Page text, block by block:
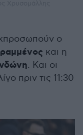
ο
και η
. Και οι
πριν τις 11:30